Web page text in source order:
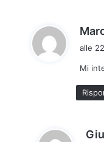
alle
Mi